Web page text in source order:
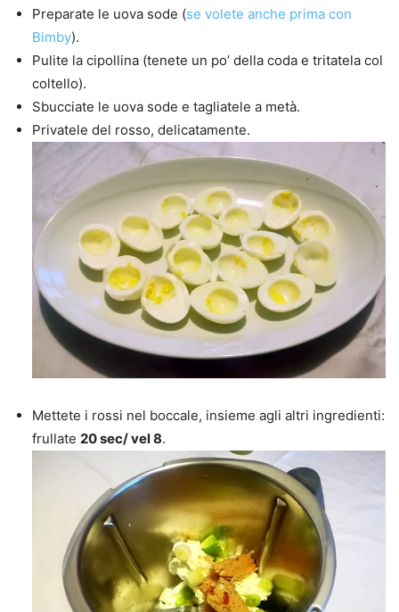
Preparate le uova sode (se volete anche prima con
Bimby).
Pulite la cipollina (tenete un po’ della coda e tritatela col
coltello).
Sbucciate le uova sode e tagliatele a metà.
Privatele del rosso, delicatamente.
Mettete i rossi nel boccale, insieme agli altri ingredienti:
frullate 20 sec/ vel 8.